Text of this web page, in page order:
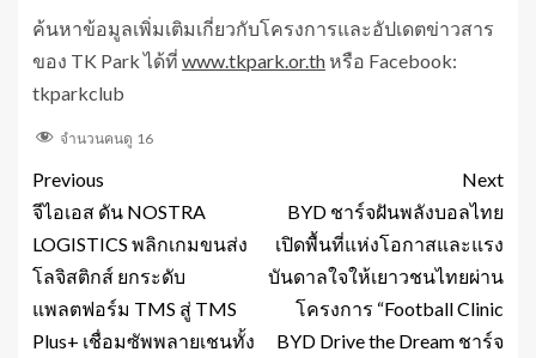
ค้นหาข้อมูลเพิ่มเติมเกี่ยวกับโครงการและอัปเดตข่าวสาร
ของ TK Park ได้ที่ www.tkpark.or.thหรือ Facebook:
tkparkclub
จำนวนคนดู 16
Previous
จีไอเอส ดัน NOSTRA
LOGISTICS พลิกเกมขนส่ง
โลจิสติกส์ ยกระดับ
แพลตฟอร์ม TMS สู่ TMS
Plus+ เชื่อมซัพพลายเชนทั้ง
Next
BYD ชาร์จฝันพลังบอลไทย
เปิดพื้นที่แห่งโอกาสและแรง
บันดาลใจให้เยาวชนไทยผ่าน
โครงการ “Football Clinic
BYD Drive the Dream ชาร์จ